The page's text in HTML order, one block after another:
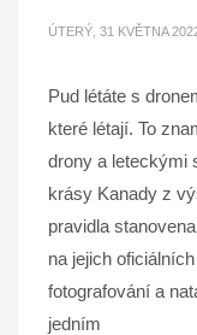
ÚTERÝ, 31 KVĚTNA
Pud létáte s
které létají. To
drony a leteckými
krásy Kanady z
pravidla
na jejich
fotografování a
jedním